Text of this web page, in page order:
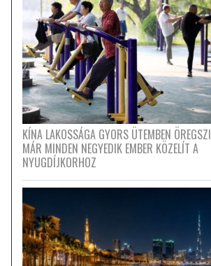
KÍNA LAKOSSÁGA GYORS ÜTEMBEN
MÁR MINDEN NEGYEDIK EMBER KÖZELÍT A
NYUGDÍJKORHOZ